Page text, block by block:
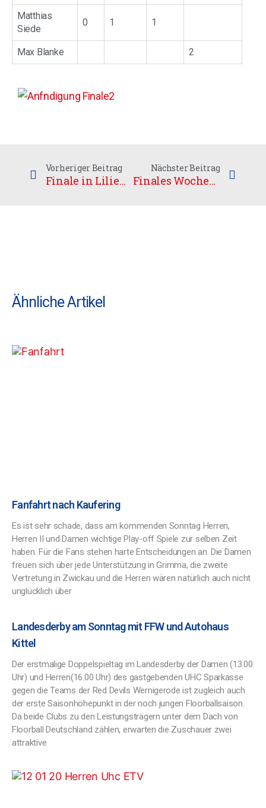
Matthias
Siede
0 1 1
Max Blanke 2
Vorheriger Beitrag
Finale in Lilienthal
Nächster Beitrag
Finales Wochenende in Weißenfels
Ähnliche Artikel
Fanfahrt nach Kaufering
Es ist sehr schade, dass am kommenden Sonntag Herren,
Herren II und Damen wichtige Play-off Spiele zur selben Zeit
haben. Für die Fans stehen harte Entscheidungen an. Die Damen
freuen sich über jede Unterstützung in Grimma, die zweite
Vertretung in Zwickau und die Herren wären natürlich auch nicht
unglücklich über
Landesderby am Sonntag mit FFW und Autohaus
Kittel
Der erstmalige Doppelspieltag im Landesderby der Damen (13.00
Uhr) und Herren(16.00 Uhr) des gastgebenden UHC Sparkasse
gegen die Teams der Red Devils Wernigerode ist zugleich auch
der erste Saisonhöhepunkt in der noch jungen Floorballsaison.
Da beide Clubs zu den Leistungsträgern unter dem Dach von
Floorball Deutschland zählen, erwarten die Zuschauer zwei
attraktive